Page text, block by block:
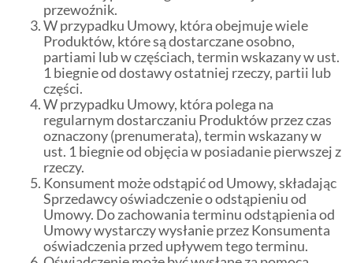
przewoźnik.
W przypadku Umowy, która obejmuje wiele
Produktów, które są dostarczane osobno,
partiami lub w częściach, termin wskazany w ust.
1 biegnie od dostawy ostatniej rzeczy, partii lub
części.
W przypadku Umowy, która polega na
regularnym dostarczaniu Produktów przez czas
oznaczony (prenumerata), termin wskazany w
ust. 1 biegnie od objęcia w posiadanie pierwszej z
rzeczy.
Konsument może odstąpić od Umowy, składając
Sprzedawcy oświadczenie o odstąpieniu od
Umowy. Do zachowania terminu odstąpienia od
Umowy wystarczy wysłanie przez Konsumenta
oświadczenia przed upływem tego terminu.